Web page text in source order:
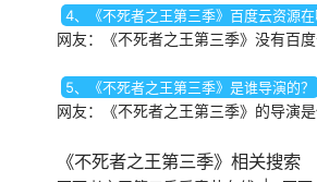
4、《不死者之王第三季》百度云资源在
网友：《不死者之王第三季》没有百
5、《不死者之王第三季》是谁导演的？
网友：《不死者之王第三季》的导演
《不死者之王第三季》相关搜索